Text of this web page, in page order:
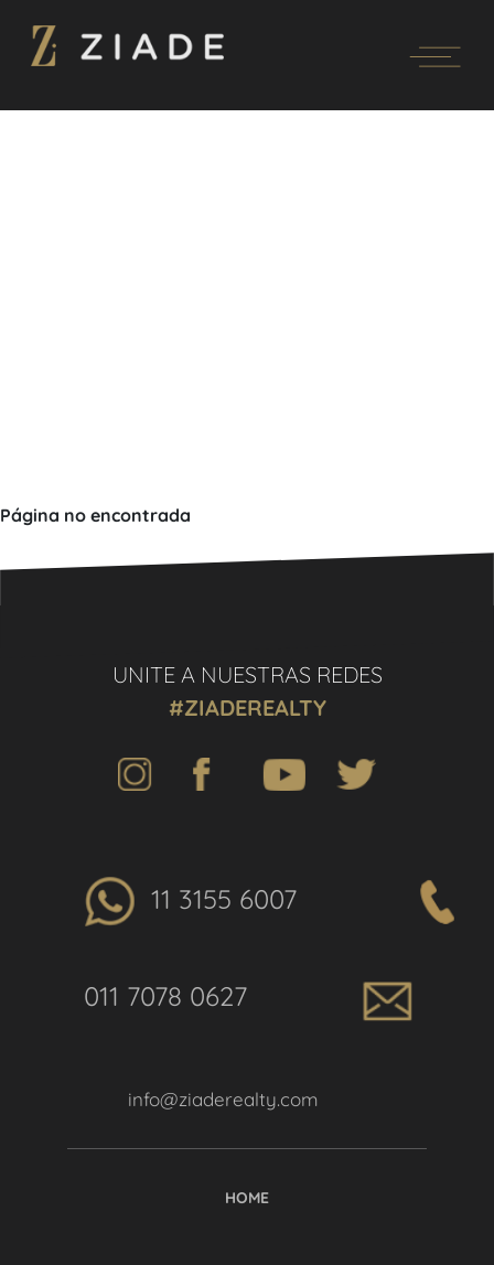
Página no encontrada
UNITE A NUESTRAS REDES
#ZIADEREALTY
11 3155 6007
011 7078 0627
info@ziaderealty.com
HOME